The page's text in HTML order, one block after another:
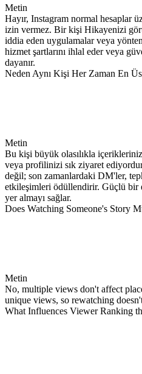
Metin
Hayır, Instagram normal hesaplar
izin vermez. Bir kişi Hikayenizi
iddia eden uygulamalar veya
hizmet şartlarını ihlal eder veya
dayanır.
Neden Aynı Kişi Her Zaman En
Metin
Bu kişi büyük olasılıkla
veya profilinizi sık ziyaret
değil; son zamanlardaki DM'ler,
etkileşimleri ödüllendirir. Güçlü bir
yer almayı sağlar.
Does Watching Someone's Story
Metin
No, multiple views don't affect
unique views, so rewatching
What Influences Viewer Ranking